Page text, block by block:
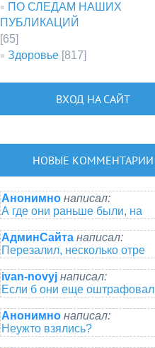
ПО СЛЕДАМ НАШИХ
ПУБЛИКАЦИЙ
[65]
Здоровье [817]
ВХОД НА САЙТ
НОВЫЕ КОММЕНТАРИИ
Анонимно написал:
А где они раньше были, на
АдминСайта написал:
Перезалил, несколько отре
ivan-novyj написал:
Если б они еще оштрафовал
Анонимно написал:
Неужто взялись?